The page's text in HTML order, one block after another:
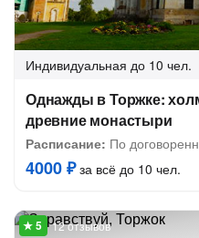
Индивидуальная до 10 чел.
Однажды в Торжке:
древние монастыри
Расписание: По
4000 ₽за всё до 10 чел.
12 отзывов